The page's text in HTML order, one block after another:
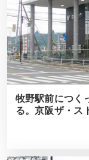
牧野駅前につく
る。京阪ザ・ス